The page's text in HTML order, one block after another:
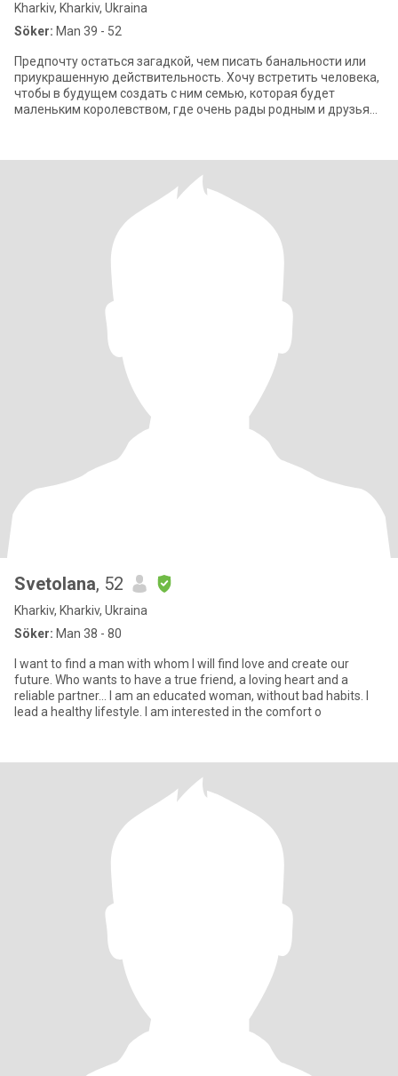
Kharkiv, Kharkiv, Ukraina
Söker: Man 39 - 52
Предпочту остаться загадкой, чем писать банальности или
приукрашенную действительность. Хочу встретить человека,
чтобы в будущем создать с ним семью, которая будет
маленьким королевством, где очень рады родным и друзьям,
Svetolana, 52
Kharkiv, Kharkiv, Ukraina
Söker: Man 38 - 80
I want to find a man with whom I will find love and create our
future. Who wants to have a true friend, a loving heart and a
reliable partner... I am an educated woman, without bad habits. I
lead a healthy lifestyle. I am interested in the comfort o